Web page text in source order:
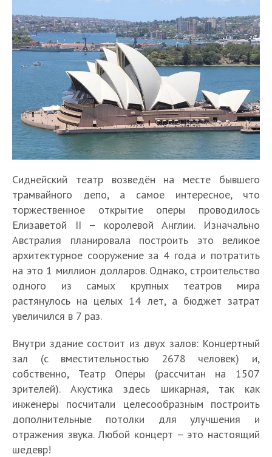
Сиднейский театр возведён на месте бывшего
трамвайного депо, а самое интересное, что
торжественное открытие оперы проводилось
Елизаветой II – королевой Англии. Изначально
Австралия планировала построить это великое
архитектурное сооружение за 4 года и потратить
на это 1 миллион долларов. Однако, строительство
одного из самых крупных театров мира
растянулось на целых 14 лет, а бюджет затрат
увеличился в 7 раз.
Внутри здание состоит из двух залов: Концертный
зал (с вместительностью 2678 человек) и,
собственно, Театр Оперы (рассчитан на 1507
зрителей). Акустика здесь шикарная, так как
инженеры посчитали целесообразным построить
дополнительные потолки для улучшения и
отражения звука. Любой концерт – это настоящий
шедевр!